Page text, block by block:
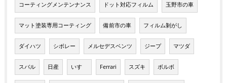
コーティングメンテンナンス ドット対応フィルム 玉野市の車
マット塗装専用コーティング 備前市の車 フィルム剝がし
ダイハツ シボレー メルセデスベンツ ジープ マツダ
スバル 日産 いすゞ Ferrari スズキ ボルボ